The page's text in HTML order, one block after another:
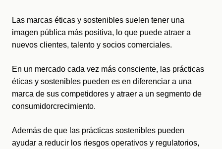
Las marcas éticas y sostenibles suelen tener una
imagen pública más positiva, lo que puede atraer a
nuevos clientes, talento y socios comerciales.
En un mercado cada vez más consciente, las prácticas
éticas y sostenibles pueden es en diferenciar a una
marca de sus competidores y atraer a un segmento de
consumidorcrecimiento.
Además de que las prácticas sostenibles pueden
ayudar a reducir los riesgos operativos y regulatorios,